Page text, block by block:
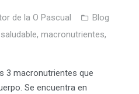
de la O Pascual
Blog
, macronutrientes,
3 macronutrientes que
Se encuentra en